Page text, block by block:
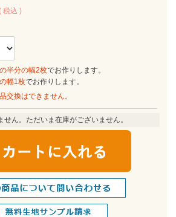
税込
半分の幅2枚でお作りします。
幅1枚でお作りします。
交換はできません。
せん。ただいま在庫がございません。